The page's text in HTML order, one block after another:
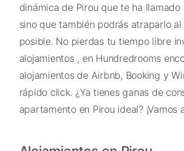
dinámica de Pirou que te ha llamado
sino que también podrás atraparlo
posible. No pierdas tu tiempo libre
alojamientos , en Hundredrooms
alojamientos de Airbnb, Booking y
rápido click. ¿Ya tienes ganas de
apartamento en Pirou ideal? ¡Vamos